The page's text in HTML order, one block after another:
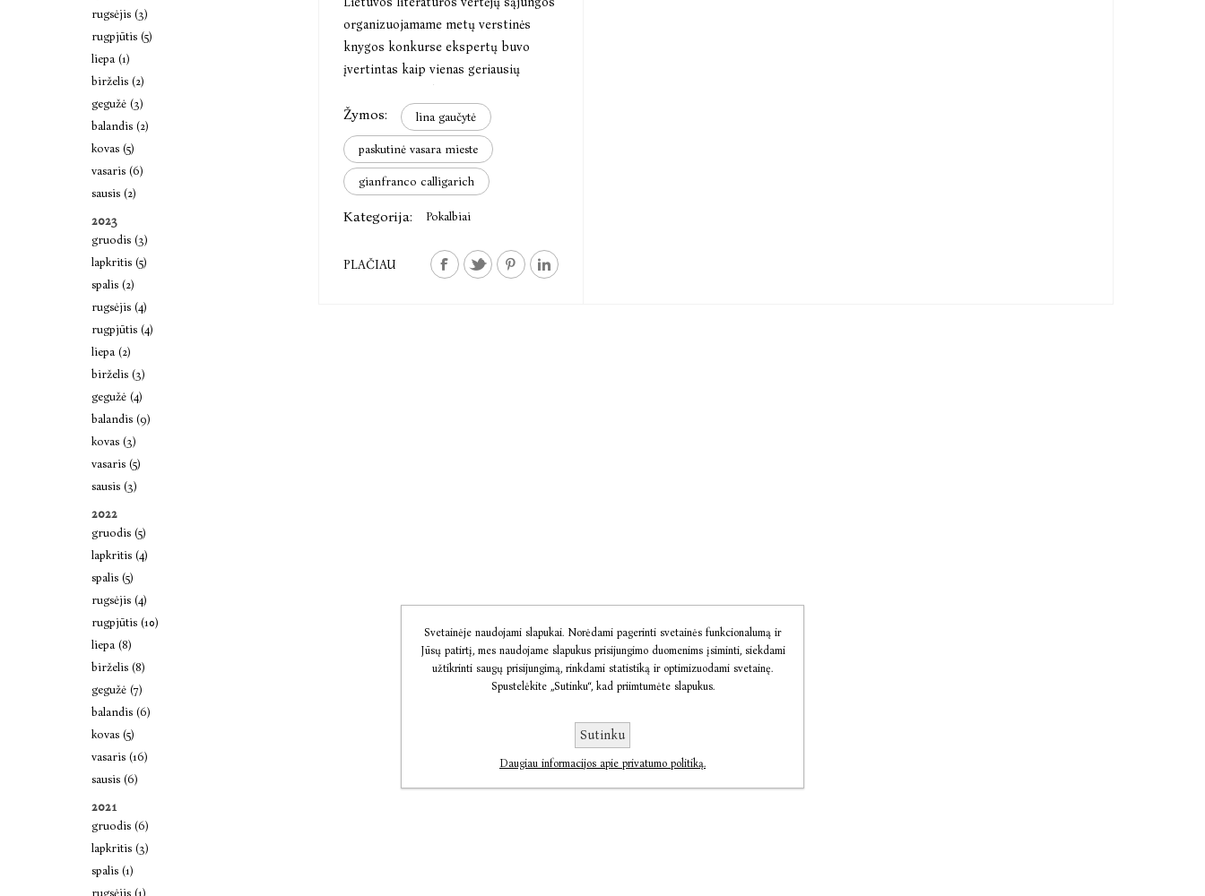
organizuojamame metų verstinės
knygos konkurse ekspertų buvo
įvertintas kaip vienas geriausių
2020 m. klasikos vertimų sąrašą.
Žymos: lina gaučytė
paskutinė vasara mieste
gianfranco calligarich
Kategorija: Pokalbiai
PLAČIAU
rugsėjis (3)
rugpjūtis (5)
liepa (1)
birželis (2)
gegužė (3)
balandis (2)
kovas (5)
vasaris (6)
sausis (2)
2023
gruodis (3)
lapkritis (5)
spalis (2)
rugsėjis (4)
rugpjūtis (4)
liepa (2)
birželis (3)
gegužė (4)
balandis (9)
kovas (3)
vasaris (5)
sausis (3)
2022
gruodis (5)
lapkritis (4)
spalis (5)
rugsėjis (4)
rugpjūtis (10)
liepa (8)
birželis (8)
gegužė (7)
balandis (6)
kovas (5)
vasaris (16)
sausis (6)
2021
gruodis (6)
lapkritis (3)
spalis (1)
rugsėjis (1)
Svetainėje naudojami slapukai. Norėdami pagerinti svetainės funkcionalumą ir
Jūsų patirtį, mes naudojame slapukus prisijungimo duomenims įsiminti, siekdami
užtikrinti saugų prisijungimą, rinkdami statistiką ir optimizuodami svetainę.
Spustelėkite „Sutinku“, kad priimtumėte slapukus.
Sutinku
Daugiau informacijos apie privatumo politiką.